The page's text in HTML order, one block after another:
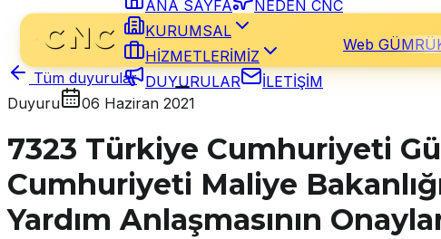
ANA SAYFA
NEDEN CNC
KURUMSAL
HİZMETLERİMİZ
DUYURULAR
İLETİŞİM
Web
Tüm duyurular
Duyuru
06 Haziran 2021
7323 Türkiye Cumhuriyeti
Cumhuriyeti Maliye
Yardım Anlaşmasının